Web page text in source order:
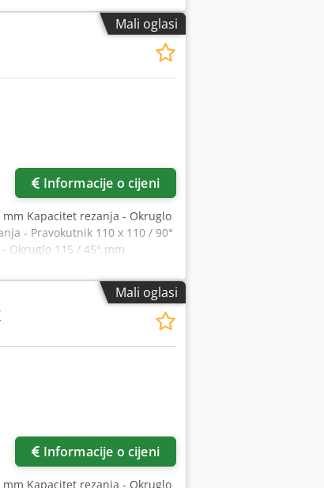
Mali oglasi
Informacije o cijeni
Kapacitet rezanja - Okruglo
- Pravokutnik 110 x 110 / 90°
Okruglo 115 / 45° mm
Napon 400 V / 50 Hz snaga
širina/visina) 980 x 790 x 780
škripac za brzo
45° desno,
Mali oglasi
Informacije o cijeni
Kapacitet rezanja - Okruglo